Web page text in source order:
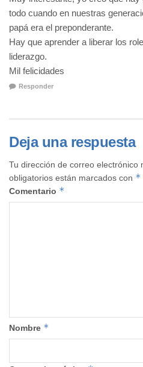
todo cuando en nuestras
papá era el preponderante.
Hay que aprender a liberar los
liderazgo.
Mil felicidades
Responder
Deja una respuesta
Tu dirección de correo electrónico
obligatorios están marcados con *
Comentario *
Nombre *